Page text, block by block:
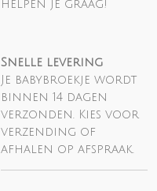
helpen je graag!
Snelle levering
Je babybroekje wordt
binnen 14 dagen
verzonden. Kies voor
verzending of
afhalen op afspraak.